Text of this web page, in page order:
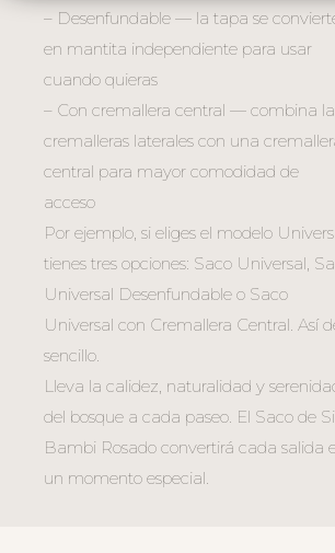
– Desenfundable — la tapa se
en mantita independiente para usar
cuando quieras
– Con cremallera central — combina
cremalleras laterales con una
central para mayor comodidad de
acceso
Por ejemplo, si eliges el modelo
tienes tres opciones: Saco Universal,
Universal Desenfundable o Saco
Universal con Cremallera Central. Así
sencillo.
Lleva la calidez, naturalidad y
del bosque a cada paseo. El Saco de
Bambi Rosado convertirá cada salida
un momento especial.